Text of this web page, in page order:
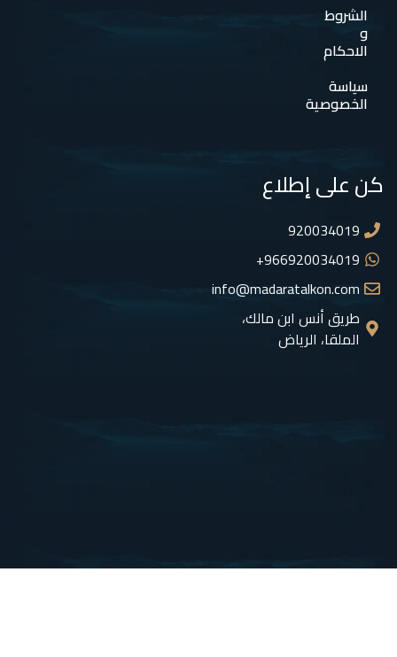
الشروط
و
الاحكام
سياسة
الخصوصية
كن على إطلاع
920034019
966920034019+
info@madaratalkon.com
طريق أنس ابن مالك،
الملقا، الرياض